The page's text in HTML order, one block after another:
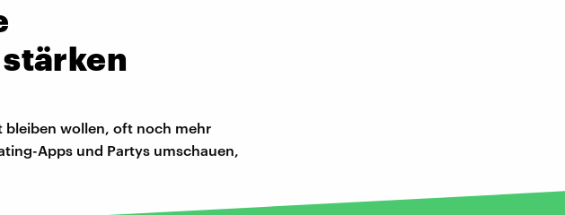
bleiben wollen, oft noch mehr
Apps und Partys umschauen,